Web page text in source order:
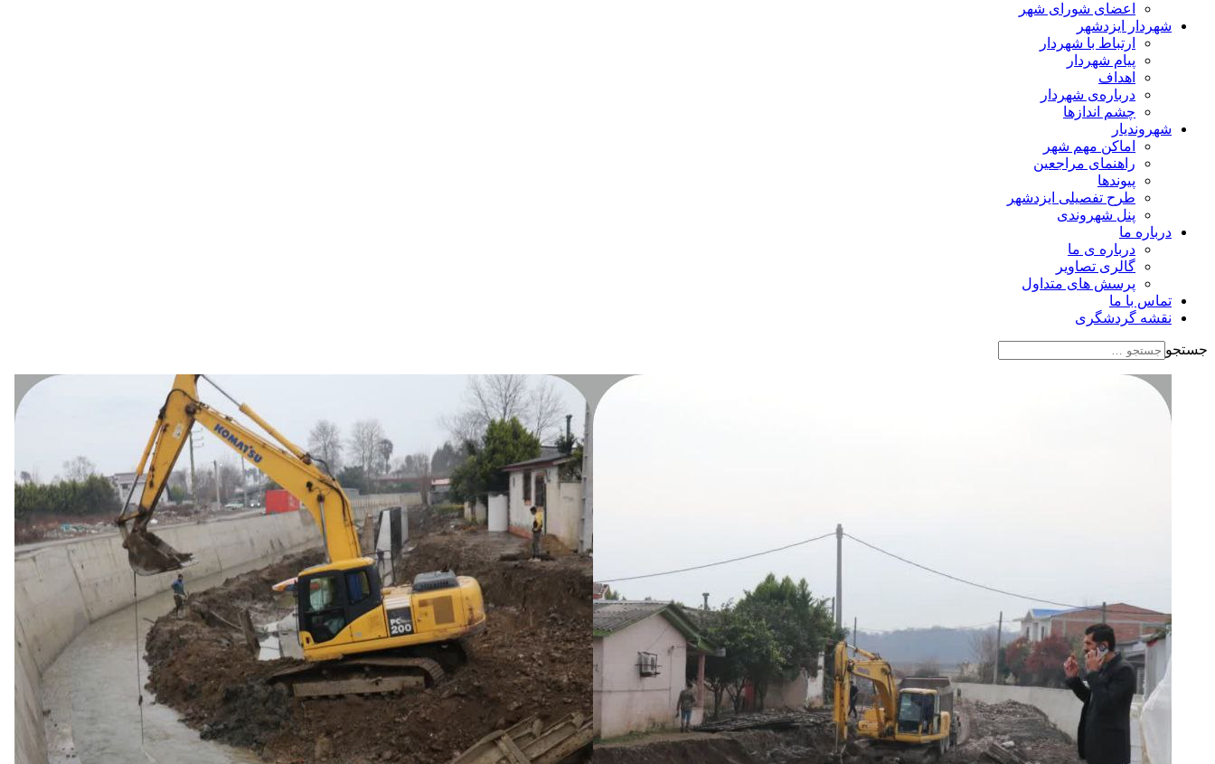
اعضای شورای شهر
شهردار ایزدشهر
ارتباط با شهردار
پیام شهردار
اهداف
درباره‌ی شهردار
چشم اندازها
شهروندیار
اماکن مهم شهر
راهنمای مراجعین
پیوند‌ها
طرح تفصیلی ایزدشهر
پنل شهروندی
درباره ما
درباره ی ما
گالری تصاویر
پرسش های متداول
تماس با ما
نقشه گردشگری
جستجو